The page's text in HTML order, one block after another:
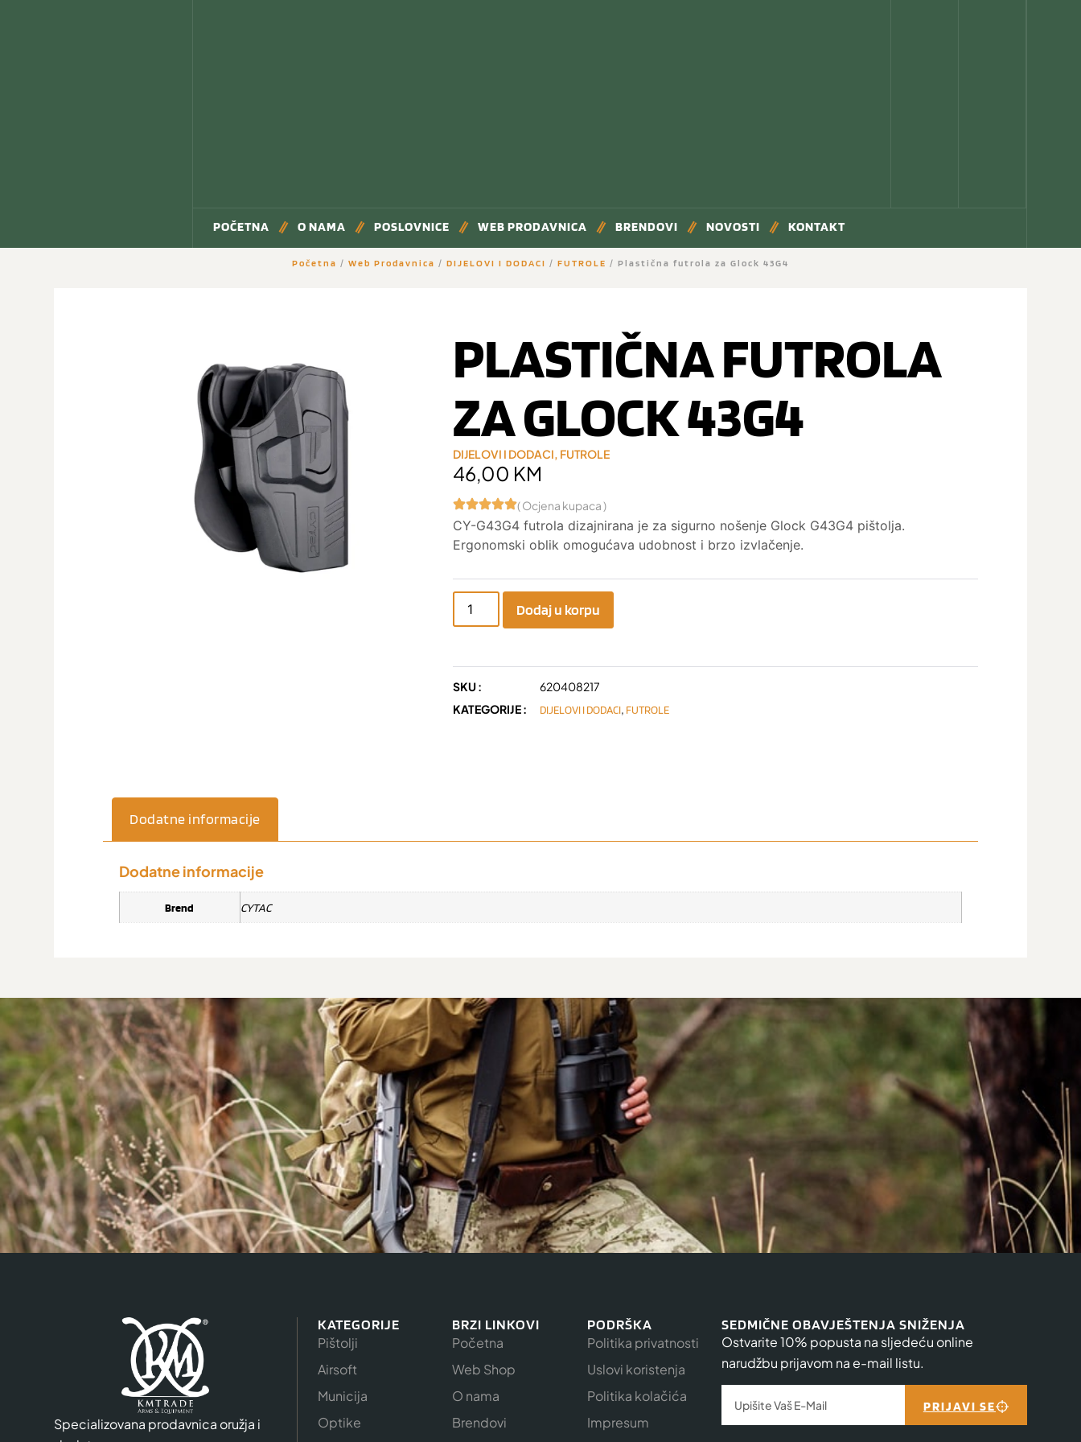
POČETNA O NAMA POSLOVNICE WEB PRODAVNICA BRENDOVI NOVOSTI KONTAKT
Početna / Web Prodavnica / DIJELOVI I DODACI / FUTROLE / Plastična futrola za Glock 43G4
PLASTIČNA FUTROLA
ZA GLOCK 43G4
DIJELOVI I DODACI, FUTROLE
46,00 KM
( Ocjena kupaca )
CY-G43G4 futrola dizajnirana je za sigurno nošenje Glock G43G4 pištolja.
Ergonomski oblik omogućava udobnost i brzo izvlačenje.
Dodaj u korpu
SKU :
620408217
KATEGORIJE :
DIJELOVI I DODACI, FUTROLE
Dodatne informacije
Dodatne informacije
Brend CYTAC
Specializovana prodavnica oružja i
KATEGORIJE
Pištolji
Airsoft
Municija
Optike
BRZI LINKOVI
Početna
Web Shop
O nama
Brendovi
PODRŠKA
Politika privatnosti
Uslovi koristenja
Politika kolačića
Impresum
SEDMIČNE OBAVJEŠTENJA SNIŽENJA
Ostvarite 10% popusta na sljedeću online
narudžbu prijavom na e-mail listu.
PRIJAVI SE